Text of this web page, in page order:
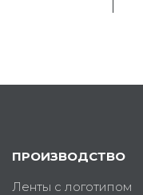
ПРОИЗВОДСТВО
Ленты с логотипом